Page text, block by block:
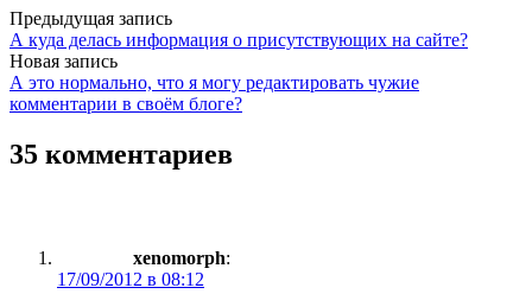
Предыдущая запись
А куда делась информация о присутствующих на сайте?
Новая запись
А это нормально, что я могу редактировать чужие
комментарии в своём блоге?
35 комментариев
xenomorph:
17/09/2012 в 08:12